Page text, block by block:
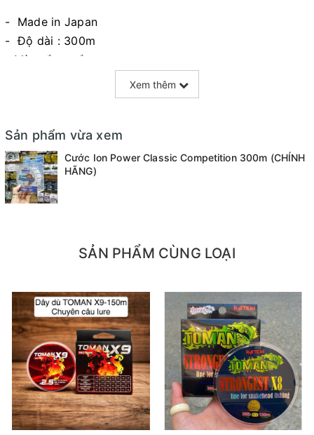
- Made in Japan
- Độ dài : 300m
- Màu sắc : trắng
* 0.309mm : 11.95kg
* 0.350mm : 17.50kg
* 0.405mm : 20.50kg
* 0.450mm : 27.40kg
Xem thêm
Sản phẩm vừa xem
Cước Ion Power Classic Competition 300m (CHÍNH
HÃNG)
SẢN PHẨM CÙNG LOẠI